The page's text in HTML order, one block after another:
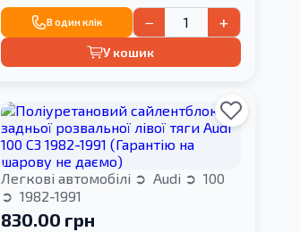
В один клік − +
У кошик
Легкові автомобілі Audi
100
1982-1991
830.00 грн